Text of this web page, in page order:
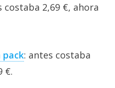
costaba 2,69 €, ahora
pack: antes costaba
€.